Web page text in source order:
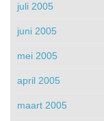
juli 2005
juni 2005
mei 2005
april 2005
maart 2005